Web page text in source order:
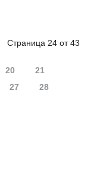
Страница 24 от 43
20
21
27
28